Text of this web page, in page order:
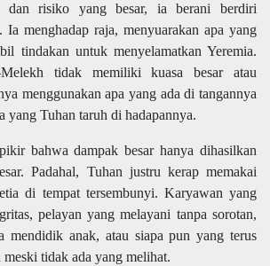
dan risiko yang besar, ia berani berdiri
Ia menghadap raja, menyuarakan apa yang
tindakan untuk menyelamatkan Yeremia.
Melekh tidak memiliki kuasa besar atau
menggunakan apa yang ada di tangannya
yang Tuhan taruh di hadapannya.
bahwa dampak besar hanya dihasilkan
Padahal, Tuhan justru kerap memakai
di tempat tersembunyi. Karyawan yang
pelayan yang melayani tanpa sorotan,
mendidik anak, atau siapa pun yang terus
tidak ada yang melihat.